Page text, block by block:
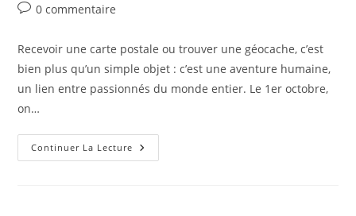
0 commentaire
Recevoir une carte postale ou trouver une géocache, c’est
bien plus qu’un simple objet : c’est une aventure humaine,
un lien entre passionnés du monde entier. Le 1er octobre,
on…
Continuer La Lecture